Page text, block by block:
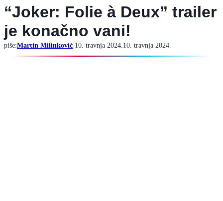
“Joker: Folie à Deux” trailer
je konačno vani!
piše:Martin Milinković 10. travnja 2024.10. travnja 2024.